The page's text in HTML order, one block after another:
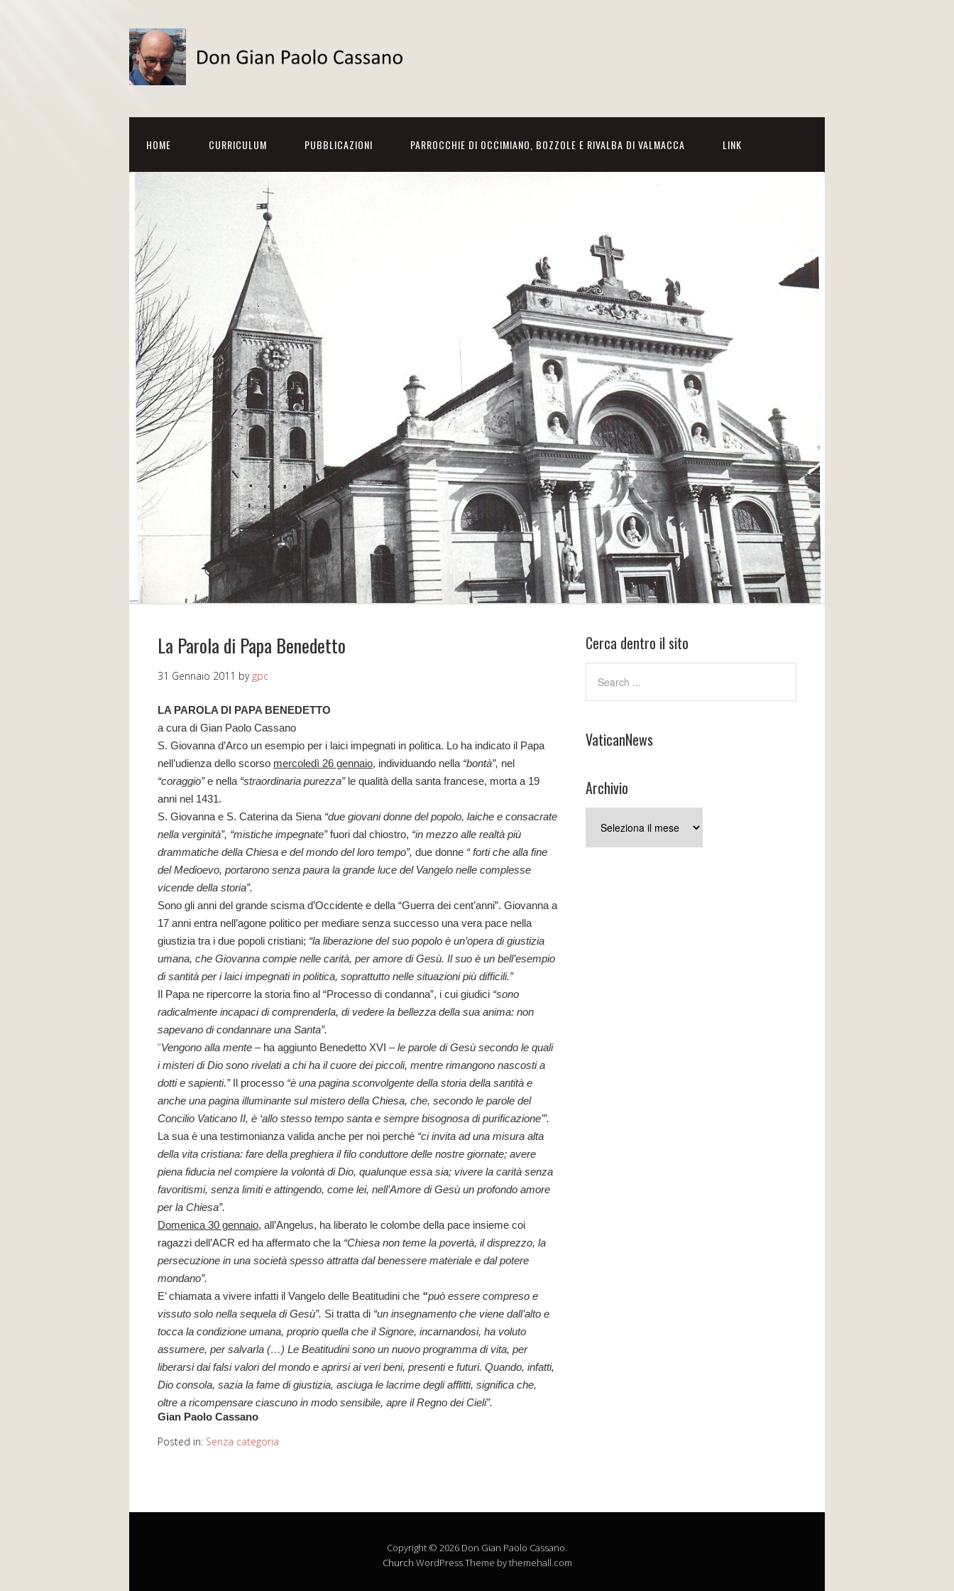
HOME CURRICULUM PUBBLICAZIONI PARROCCHIE DI OCCIMIANO, BOZZOLE E RIVALBA DI VALMACCA LINK
La Parola di Papa Benedetto
31 Gennaio 2011 by gpc
LA PAROLA DI PAPA BENEDETTO
a cura di Gian Paolo Cassano
S. Giovanna d’Arco un esempio per i laici impegnati in politica. Lo ha indicato il Papa
nell’udienza dello scorso mercoledì 26 gennaio, individuando nella “bontà”, nel
“coraggio”e nella “straordinaria purezza” le qualità della santa francese, morta a 19
anni nel 1431.
S. Giovanna e S. Caterina da Siena “due giovani donne del popolo, laiche e consacrate
nella verginità”, “mistiche impegnate”fuori dal chiostro, “in mezzo alle realtà più
drammatiche della Chiesa e del mondo del loro tempo”, due donne “ forti che alla fine
del Medioevo, portarono senza paura la grande luce del Vangelo nelle complesse
vicende della storia”.
Sono gli anni del grande scisma d’Occidente e della “Guerra dei cent’anni”. Giovanna a
17 anni entra nell’agone politico per mediare senza successo una vera pace nella
giustizia tra i due popoli cristiani; “la liberazione del suo popolo è un’opera di giustizia
umana, che Giovanna compie nelle carità, per amore di Gesù. Il suo è un bell’esempio
di santità per i laici impegnati in politica, soprattutto nelle situazioni più difficili.”
Il Papa ne ripercorre la storia fino al “Processo di condanna”, i cui giudici “sono
radicalmente incapaci di comprenderla, di vedere la bellezza della sua anima: non
sapevano di condannare una Santa”.
“Vengono alla mente – ha aggiunto Benedetto XVI – le parole di Gesù secondo le quali
i misteri di Dio sono rivelati a chi ha il cuore dei piccoli, mentre rimangono nascosti a
dotti e sapienti.”
Il processo “è una pagina sconvolgente della storia della santità e
anche una pagina illuminante sul mistero della Chiesa, che, secondo le parole del
Concilio Vaticano II, è ‘allo stesso tempo santa e sempre bisognosa di purificazione’”.
La sua è una testimonianza valida anche per noi perché “ci invita ad una misura alta
della vita cristiana: fare della preghiera il filo conduttore delle nostre giornate; avere
piena fiducia nel compiere la volontà di Dio, qualunque essa sia; vivere la carità senza
favoritismi, senza limiti e attingendo, come lei, nell’Amore di Gesù un profondo amore
per la Chiesa”.
Domenica 30 gennaio, all’Angelus, ha liberato le colombe della pace insieme coi
ragazzi dell’ACR ed ha affermato che la “Chiesa non teme la povertà, il disprezzo, la
persecuzione in una società spesso attratta dal benessere materiale e dal potere
mondano”.
E’ chiamata a vivere infatti il Vangelo delle Beatitudini che “può essere compreso e
vissuto solo nella sequela di Gesù”. Si tratta di “un insegnamento che viene dall’alto e
tocca la condizione umana, proprio quella che il Signore, incarnandosi, ha voluto
assumere, per salvarla (…) Le Beatitudini sono un nuovo programma di vita, per
liberarsi dai falsi valori del mondo e aprirsi ai veri beni, presenti e futuri. Quando, infatti,
Dio consola, sazia la fame di giustizia, asciuga le lacrime degli afflitti, significa che,
oltre a ricompensare ciascuno in modo sensibile, apre il Regno dei Cieli”.
Gian Paolo Cassano
Posted in: Senza categoria
Cerca dentro il sito
VaticanNews
Archivio
Copyright © 2026 Don Gian Paolo Cassano.
Church WordPress Theme by themehall.com